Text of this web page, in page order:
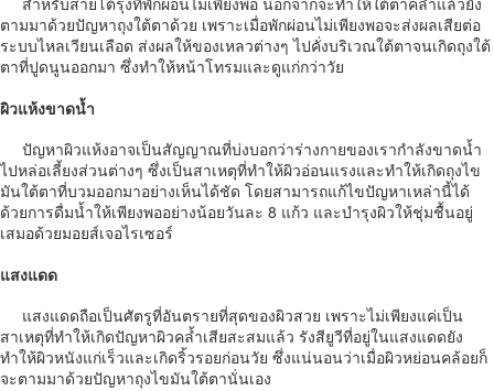
ตามมาด้วยปัญหาถุงใต้ตาด้วย เพราะเมื่อพักผ่อนไม่เพียงพอจะส่งผลเสียต่อ
ระบบไหลเวียนเลือด ส่งผลให้ของเหลวต่างๆ ไปคั่งบริเวณใต้ตาจนเกิดถุงใต้
ตาที่ปูดนูนออกมา ซึ่งทำให้หน้าโทรมและดูแก่กว่าวัย
ผิวแห้งขาดน้ำ
ปัญหาผิวแห้งอาจเป็นสัญญาณที่บ่งบอกว่าร่างกายของเรากำลังขาดน้ำ
ไปหล่อเลี้ยงส่วนต่างๆ ซึ่งเป็นสาเหตุที่ทำให้ผิวอ่อนแรงและทำให้เกิดถุงไข
มันใต้ตาที่บวมออกมาอย่างเห็นได้ชัด โดยสามารถแก้ไขปัญหาเหล่านี้ได้
ด้วยการดื่มน้ำให้เพียงพออย่างน้อยวันละ 8 แก้ว และบำรุงผิวให้ชุ่มชื้นอยู่
เสมอด้วยมอยส์เจอไรเซอร์
แสงแดด
แสงแดดถือเป็นศัตรูที่อันตรายที่สุดของผิวสวย เพราะไม่เพียงแค่เป็น
สาเหตุที่ทำให้เกิดปัญหาผิวคล้ำเสียสะสมแล้ว รังสียูวีที่อยู่ในแสงแดดยัง
ทำให้ผิวหนังแก่เร็วและเกิดริ้วรอยก่อนวัย ซึ่งแน่นอนว่าเมื่อผิวหย่อนคล้อยก็
จะตามมาด้วยปัญหาถุงไขมันใต้ตานั่นเอง